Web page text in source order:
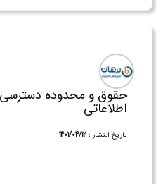
حقوق و محدوده دسترسی
اطلاعاتی
تاریخ انتشار :1401/04/12